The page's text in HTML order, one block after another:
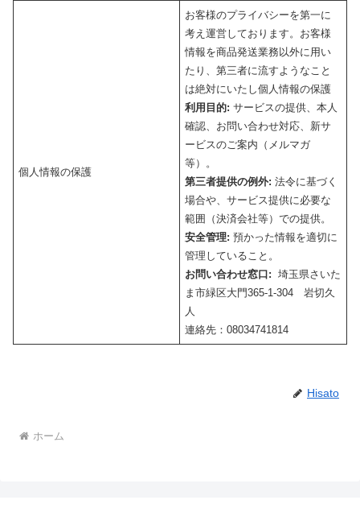
個人情報の保護
お客様のプライバシーを第一に
考え運営しております。お客様
情報を商品発送業務以外に用い
たり、第三者に流すようなこと
は絶対にいたし個人情報の保護
利用目的: サービスの提供、本人
確認、お問い合わせ対応、新サ
ービスのご案内（メルマガ
等）。
第三者提供の例外: 法令に基づく
場合や、サービス提供に必要な
範囲（決済会社等）での提供。
安全管理: 預かった情報を適切に
管理していること。
お問い合わせ窓口: 埼玉県さいた
ま市緑区大門365-1-304 岩切久
人
連絡先：08034741814
Hisato
ホーム